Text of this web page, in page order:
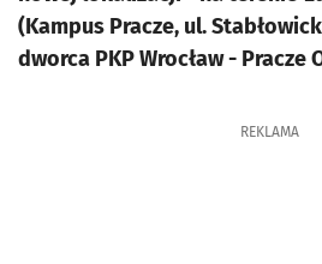
(Kampus Pracze, ul.
dworca PKP Wrocław - Pracze
REKLAMA